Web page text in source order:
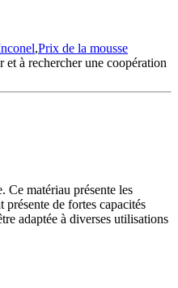
,Prix ​​de la mousse
et à rechercher une coopération
Ce matériau présente les
de fortes capacités
adaptée à diverses utilisations